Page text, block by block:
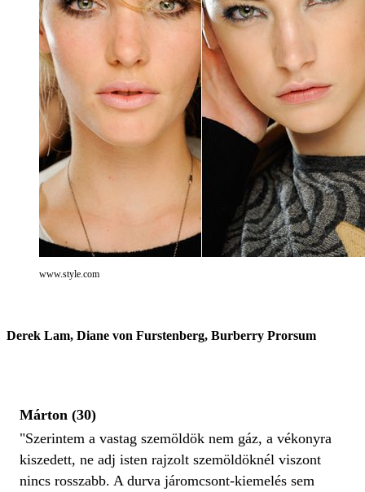
www.style.com
Derek Lam, Diane von Furstenberg, Burberry Prorsum
Márton (30)
"Szerintem a vastag szemöldök nem gáz, a vékonyra
kiszedett, ne adj isten rajzolt szemöldöknél viszont
nincs rosszabb. A durva járomcsont-kiemelés sem